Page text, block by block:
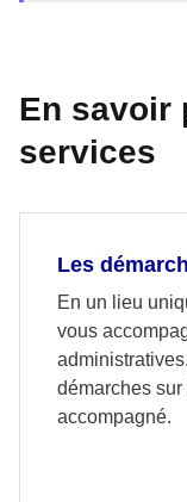
En savoir
services
Les
En un lieu
vous
démarches
accompagné.